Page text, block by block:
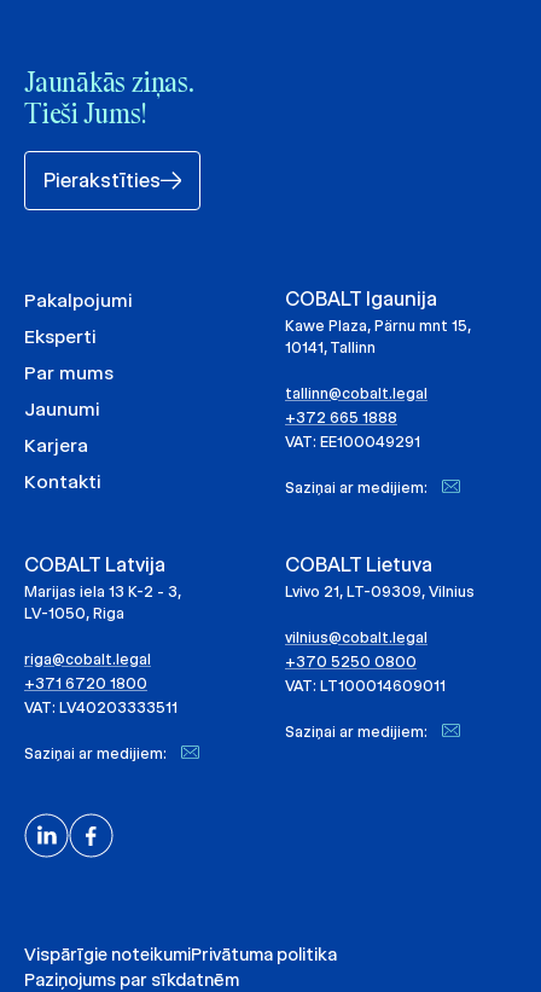
Jaunākās ziņas.
Tieši Jums!
Pierakstīties
Pakalpojumi
Eksperti
Par mums
Jaunumi
Karjera
Kontakti
COBALT Igaunija
Kawe Plaza, Pärnu mnt 15,
10141, Tallinn
tallinn@cobalt.legal
+372 665 1888
VAT: EE100049291
Saziņai ar medijiem:
COBALT Latvija
Marijas iela 13 K-2 - 3,
LV-1050, Riga
riga@cobalt.legal
+371 6720 1800
VAT: LV40203333511
Saziņai ar medijiem:
COBALT Lietuva
Lvivo 21, LT-09309, Vilnius
vilnius@cobalt.legal
+370 5250 0800
VAT: LT100014609011
Saziņai ar medijiem:
Vispārīgie noteikumiPrivātuma politika
Paziņojums par sīkdatnēm